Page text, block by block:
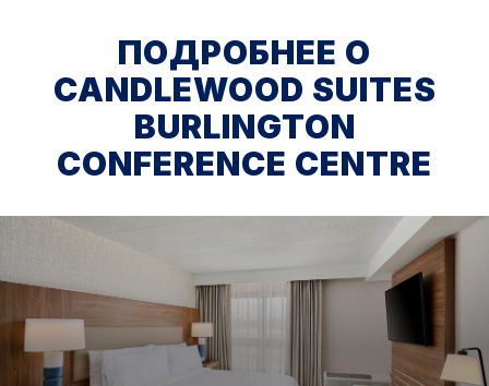
ПОДРОБНЕЕ О
CANDLEWOOD SUITES
BURLINGTON
CONFERENCE CENTRE